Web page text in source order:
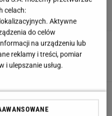
przestała służyć dziecku
Litewki po jego
zlecieli się jak sępy
darmowy sposób na
prędkości. Polski program
celach:
Aktywne
do celów
na urządzeniu lub
reklamy i treści, pomiar
i ulepszanie usług.